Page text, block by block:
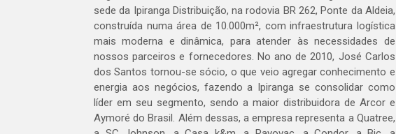
sede da Ipiranga Distribuição, na rodovia BR 262, Ponte da Aldeia,
construída numa área de 10.000m², com infraestrutura logística
mais moderna e dinâmica, para atender às necessidades de
nossos parceiros e fornecedores. No ano de 2010, José Carlos
dos Santos tornou-se sócio, o que veio agregar conhecimento e
energia aos negócios, fazendo a Ipiranga se consolidar como
líder em seu segmento, sendo a maior distribuidora de Arcor e
Aymoré do Brasil. Além dessas, a empresa representa a Quatree,